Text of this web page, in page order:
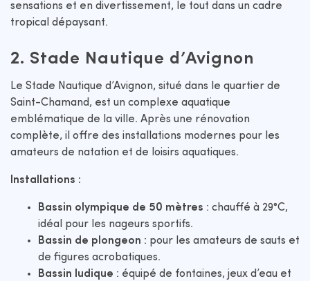
sensations et en divertissement, le tout dans un cadre
tropical dépaysant.​
2. Stade Nautique d’Avignon
Le Stade Nautique d’Avignon, situé dans le quartier de
Saint-Chamand, est un complexe aquatique
emblématique de la ville. Après une rénovation
complète, il offre des installations modernes pour les
amateurs de natation et de loisirs aquatiques.​
Installations :
Bassin olympique de 50 mètres : chauffé à 29°C,
idéal pour les nageurs sportifs.​
Bassin de plongeon : pour les amateurs de sauts et
de figures acrobatiques.​
Bassin ludique : équipé de fontaines, jeux d’eau et